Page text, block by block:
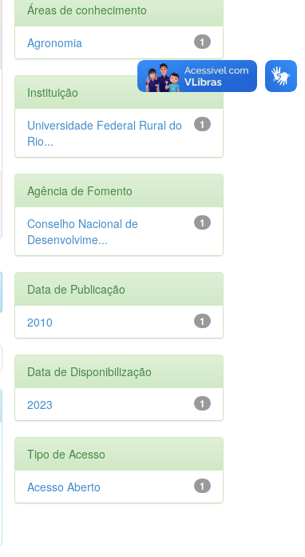
Áreas de conhecimento
1
Agronomia
Instituição
1
Universidade Federal Rural do
Rio...
Agência de Fomento
1
Conselho Nacional de
Desenvolvime...
Data de Publicação
1
2010
Data de Disponibilização
1
2023
Tipo de Acesso
1
Acesso Aberto